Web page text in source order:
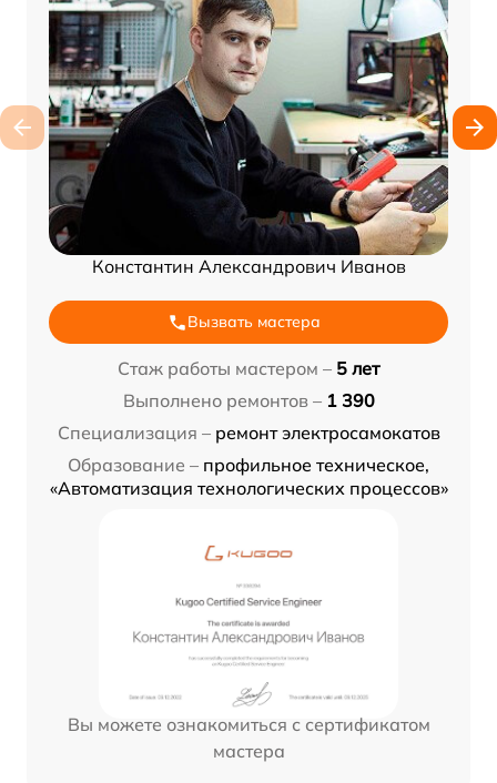
Константин Александрович Иванов
Вызвать мастера
Стаж работы мастером – 5 лет
Выполнено ремонтов – 1 390
Специализация – ремонт электросамокатов
Образование – профильное техническое,
«Автоматизация технологических процессов»
Вы можете ознакомиться с сертификатом
мастера